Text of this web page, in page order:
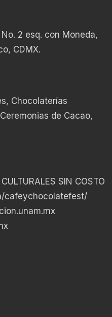
2 esq. con Moneda,
CDMX.
Chocolaterías
de Cacao,
SIN COSTO
cafeychocolatefest/